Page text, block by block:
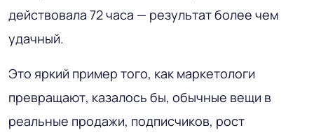
действовала 72 часа — результат более чем
удачный.
Это яркий пример того, как маркетологи
превращают, казалось бы, обычные вещи в
реальные продажи, подписчиков, рост